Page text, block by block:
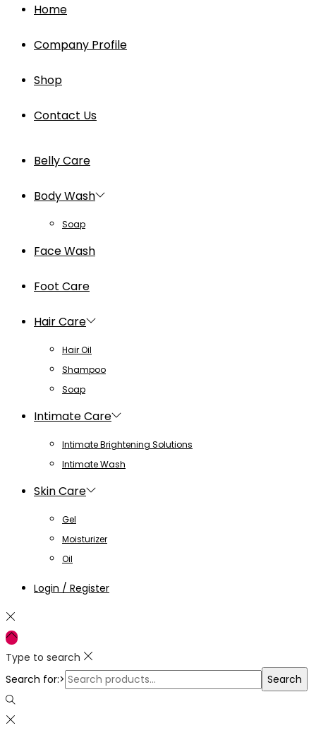
Home
Company Profile
Shop
Contact Us
Belly Care
Body Wash
Soap
Face Wash
Foot Care
Hair Care
Hair Oil
Shampoo
Soap
Intimate Care
Intimate Brightening Solutions
Intimate Wash
Skin Care
Gel
Moisturizer
Oil
Login / Register
Type to search
Search for:>
Search